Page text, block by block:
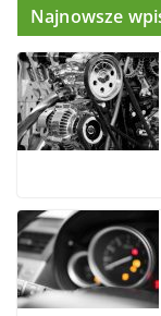
Najnowsze